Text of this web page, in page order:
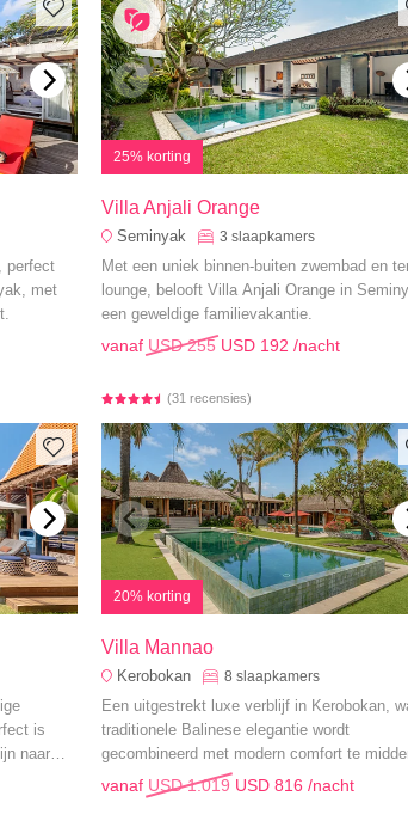
perfect
met
25% korting
Villa Anjali Orange
Seminyak 3 slaapkamers
Met een uniek binnen-buiten zwembad en
lounge, belooft Villa Anjali Orange in
een geweldige familievakantie.
vanaf USD 255 USD 192 /nacht
(31 recensies)
is
naar
20% korting
Villa Mannao
Kerobokan 8 slaapkamers
Een uitgestrekt luxe verblijf in Kerobokan,
traditionele Balinese elegantie wordt
gecombineerd met modern comfort te
van weelderige tuinen en rijstvelden,
een onvergetelijke gezinsvakantie.
vanaf USD 1.019 USD 816 /nacht